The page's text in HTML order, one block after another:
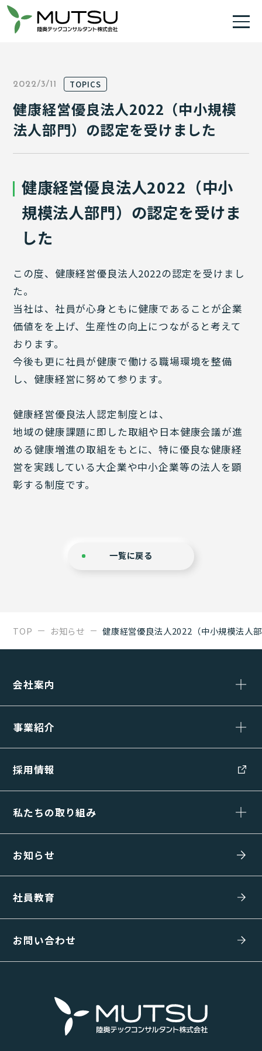
2022/3/11 TOPICS
健康経営優良法人2022（中小規模
法人部門）の認定を受けました
健康経営優良法人2022（中小
規模法人部門）の認定を受けま
した
この度、健康経営優良法人2022の認定を受けまし
た。
当社は、社員が心身ともに健康であることが企業
価値をを上げ、生産性の向上につながると考えて
おります。
今後も更に社員が健康で働ける職場環境を整備
し、健康経営に努めて参ります。
健康経営優良法人認定制度とは、
地域の健康課題に即した取組や日本健康会議が進
める健康増進の取組をもとに、特に優良な健康経
営を実践している大企業や中小企業等の法人を顕
彰する制度です。
一覧に戻る
TOP お知らせ 健康経営優良法人2022（中小規模法人
会社案内
事業紹介
採用情報
私たちの取り組み
お知らせ
社員教育
お問い合わせ